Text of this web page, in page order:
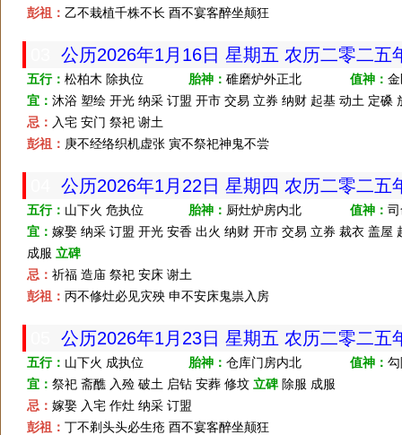
彭祖： 乙不栽植千株不长 酉不宴客醉坐颠狂
公历2026年1月16日 星期五 农历二零二
五行： 松柏木 除执位 胎神： 碓磨炉外正北 值神：
宜： 沐浴 塑绘 开光 纳采 订盟 开市 交易 立券 纳财 起基 动土 定磉
忌： 入宅 安门 祭祀 谢土
彭祖： 庚不经络织机虚张 寅不祭祀神鬼不尝
公历2026年1月22日 星期四 农历二零二
五行： 山下火 危执位 胎神： 厨灶炉房内北 值神：
宜： 嫁娶 纳采 订盟 开光 安香 出火 纳财 开市 交易 立券 裁衣 盖
成服 立碑
忌： 祈福 造庙 祭祀 安床 谢土
彭祖： 丙不修灶必见灾殃 申不安床鬼祟入房
公历2026年1月23日 星期五 农历二零二
五行： 山下火 成执位 胎神： 仓库门房内北 值神：
宜： 祭祀 斋醮 入殓 破土 启钻 安葬 修坟 立碑 除服 成服
忌： 嫁娶 入宅 作灶 纳采 订盟
彭祖： 丁不剃头头必生疮 酉不宴客醉坐颠狂